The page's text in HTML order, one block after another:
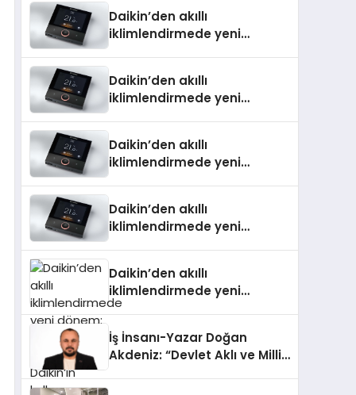
Daikin’den akıllı
iklimlendirmede yeni
Daikin’den akıllı
iklimlendirmede yeni
Daikin’den akıllı
iklimlendirmede yeni
Daikin’den akıllı
iklimlendirmede yeni
Daikin’den akıllı
iklimlendirmede yeni
dönem: Madoka Plus
dostu tasarımıyla öne çıkan
Madoka ailesinin yeni nesil
teknolojilerle donatılmış son
İş İnsanı-Yazar Doğan
Akdeniz: “Devlet Aklı ve Milli